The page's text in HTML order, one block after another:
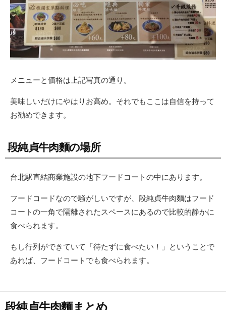
メニューと価格は上記写真の通り。
美味しいだけにやはりお高め。それでもここは自信を持って
お勧めできます。
段純貞牛肉麵の場所
台北駅直結商業施設の地下フードコートの中にあります。
フードコードなので騒がしいですが、段純貞牛肉麵はフード
コートの一角で隔離されたスペースにあるので比較的静かに
食べられます。
もし行列ができていて「待たずに食べたい！」ということで
あれば、フードコートでも食べられます。
段純貞牛肉麵まとめ